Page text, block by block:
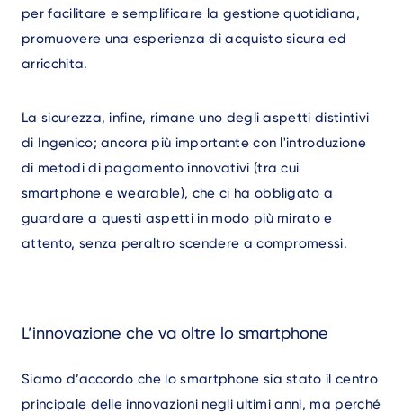
per facilitare e semplificare la gestione quotidiana,
promuovere una esperienza di acquisto sicura ed
arricchita.
La sicurezza, infine, rimane uno degli aspetti distintivi
di Ingenico; ancora più importante con l'introduzione
di metodi di pagamento innovativi (tra cui
smartphone e wearable), che ci ha obbligato a
guardare a questi aspetti in modo più mirato e
attento, senza peraltro scendere a compromessi.
L’innovazione che va oltre lo smartphone
Siamo d’accordo che lo smartphone sia stato il centro
principale delle innovazioni negli ultimi anni, ma perché